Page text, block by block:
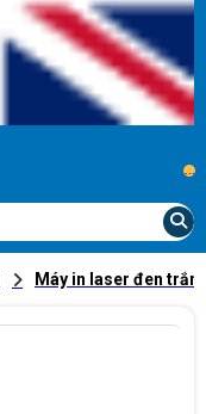
...
Máy in laser đen